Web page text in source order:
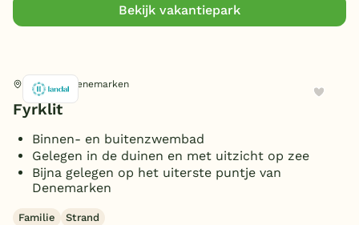
Boogschieten
Restaurant(s)(2)
Wellness
Sauna/Turks stoombad
Omgeving
Aan zee/strand
In de bergen(1)
Type
Rookvrije bungalow
Bekijk vakantiepark
Hirtshals, Denemarken
Fyrklit
Binnen- en buitenzwembad
Gelegen in de duinen en met uitzicht op zee
Bijna gelegen op het uiterste puntje van
Denemarken
Familie Strand